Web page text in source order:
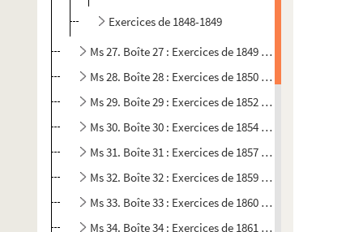
Exercices de 1848-1849
Ms 27. Boîte 27 : Exercices de 1849 à 1850
Ms 28. Boîte 28 : Exercices de 1850 à 1852
Ms 29. Boîte 29 : Exercices de 1852 à 1854
Ms 30. Boîte 30 : Exercices de 1854 à 1857
Ms 31. Boîte 31 : Exercices de 1857 à 1859
Ms 32. Boîte 32 : Exercices de 1859 à 1860
Ms 33. Boîte 33 : Exercices de 1860 à 1861
Ms 34. Boîte 34 : Exercices de 1861 à 1862